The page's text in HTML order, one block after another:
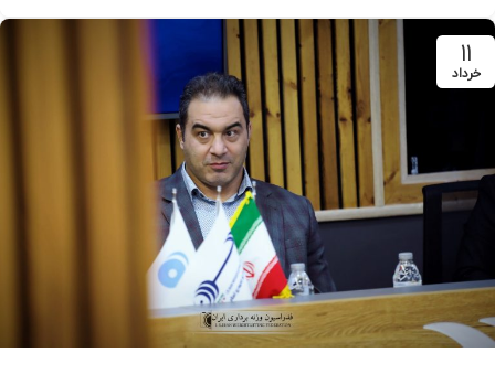
۱۱
خرداد